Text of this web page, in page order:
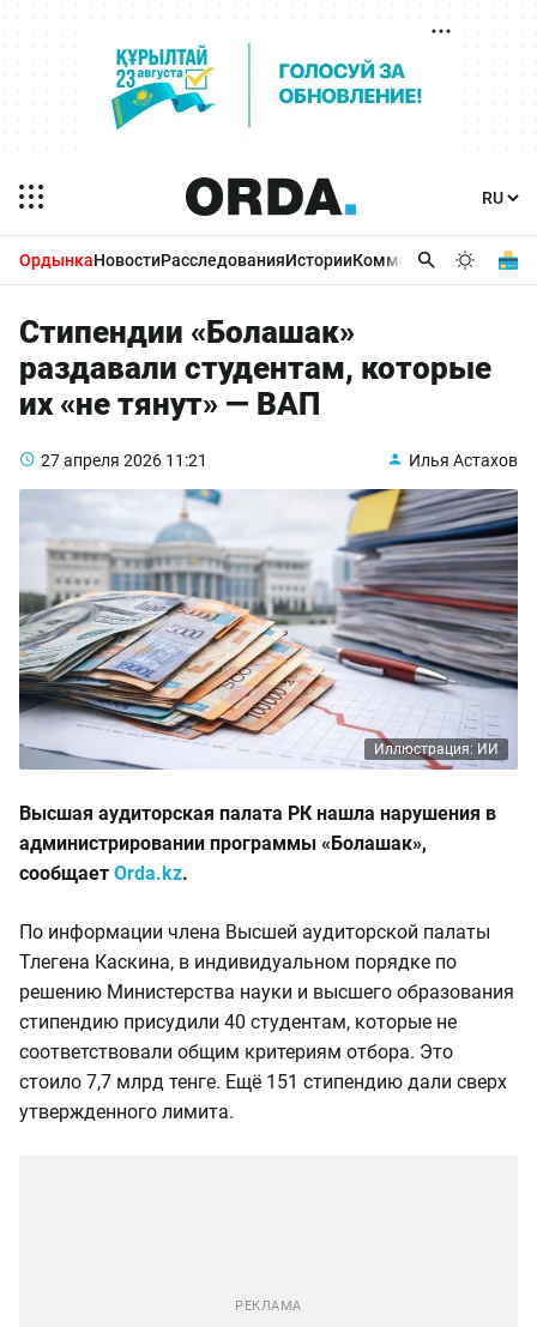
ОрдынкаНовостиРасследованияИсторииКомментарииБизнес
Стипендии «Болашак»
раздавали студентам, которые
их «не тянут» — ВАП
27 апреля 2026 11:21 Илья Астахов
Иллюстрация: ИИ
Высшая аудиторская палата РК нашла нарушения в
администрировании программы «Болашак»,
сообщает Orda.kz.
По информации члена Высшей аудиторской палаты
Тлегена Каскина, в индивидуальном порядке по
решению Министерства науки и высшего образования
стипендию присудили 40 студентам, которые не
соответствовали общим критериям отбора. Это
стоило 7,7 млрд тенге. Ещё 151 стипендию дали сверх
утвержденного лимита.